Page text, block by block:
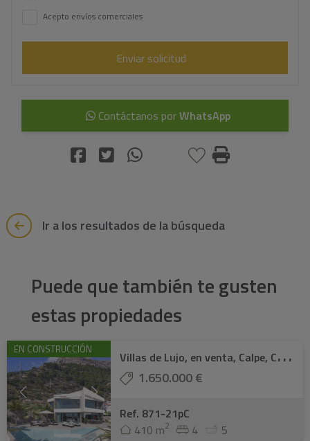
Acepto envíos comerciales
Enviar solicitud
Contáctanos porWhatsApp
Ir a los resultados de la búsqueda
Puede que también te gusten
estas propiedades
EN CONSTRUCCIÓN V
illas de Lujo, en venta, Calpe, Costa Blanca ...
1.650.000 €
Ref. 871-21pC
410 m2 4 5